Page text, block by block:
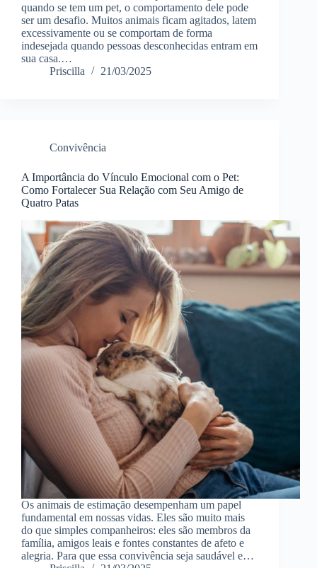
quando se tem um pet, o comportamento dele pode
ser um desafio. Muitos animais ficam agitados, latem
excessivamente ou se comportam de forma
indesejada quando pessoas desconhecidas entram em
sua casa.…
Priscilla
21/03/2025
Convivência
A Importância do Vínculo Emocional com o Pet:
Como Fortalecer Sua Relação com Seu Amigo de
Quatro Patas
Os animais de estimação desempenham um papel
fundamental em nossas vidas. Eles são muito mais
do que simples companheiros: eles são membros da
família, amigos leais e fontes constantes de afeto e
alegria. Para que essa convivência seja saudável e…